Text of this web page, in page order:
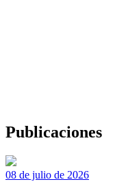
Publicaciones
08 de julio de 2026